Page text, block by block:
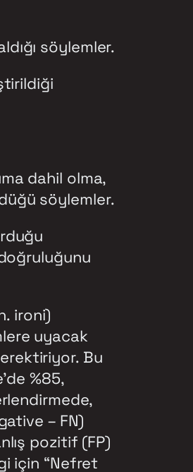
söylemler.
dahil olma,
söylemler.
ironi)
uyacak
Bu
%85,
– FN)
pozitif (FP)
için “Nefret